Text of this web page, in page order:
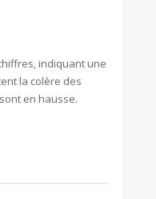
indiquant une
la colère des
en hausse.